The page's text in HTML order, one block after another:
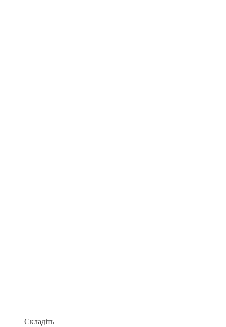
Складіть